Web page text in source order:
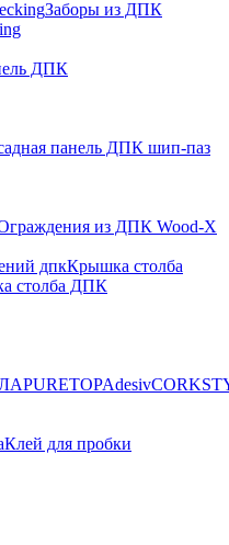
Заборы из ДПК
ДПК
панель ДПК шип-паз
из ДПК Wood-X
дпкКрышка столба
столба ДПК
PURETOPAdesiv
Клей для пробки